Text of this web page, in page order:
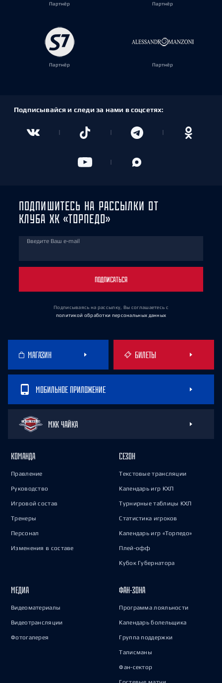
Партнёр Партнёр
Партнёр Партнёр
Подписывайся и следи за нами в соцсетях:
ПОДПИШИТЕСЬ НА РАССЫЛКИ ОТ
КЛУБА ХК «ТОРПЕДО»
Введите Ваш e-mail
ПОДПИСАТЬСЯ
Подписываясь на рассылку, Вы соглашаетесь с
политикой обработки персональных данных
МАГАЗИН БИЛЕТЫ
МОБИЛЬНОЕ ПРИЛОЖЕНИЕ
МХК ЧАЙКА
КОМАНДА
Правление
Руководство
Игровой состав
Тренеры
Персонал
Изменения в составе
СЕЗОН
Текстовые трансляции
Календарь игр КХЛ
Турнирные таблицы КХЛ
Статистика игроков
Календарь игр «Торпедо»
Плей-офф
Кубок Губернатора
МЕДИА
Видеоматериалы
Видеотрансляции
Фотогалерея
ФАН-ЗОНА
Программа лояльности
Календарь болельщика
Группа поддержки
Талисманы
Фан-сектор